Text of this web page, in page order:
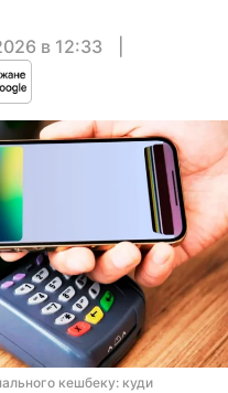
в 12:33
кешбеку: куди